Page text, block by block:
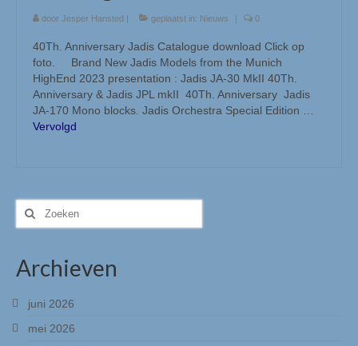
EMT HiFi
Holfi
Merken
Genesis
Lindos producten
Nagra, Stellavox, EMT, Goldmund, Cello &
Studer Service
Occasions & Sales
door Jesper Hansted | geplaatst in: Nieuws | 0
40Th. Anniversary Jadis Catalogue download Click op
foto. Brand New Jadis Models from the Munich
HighEnd 2023 presentation : Jadis JA-30 MkII 40Th.
Anniversary & Jadis JPL mkII 40Th. Anniversary Jadis
JA-170 Mono blocks. Jadis Orchestra Special Edition …
Vervolgd
Zoeken
naar:
Archieven
juni 2026
mei 2026